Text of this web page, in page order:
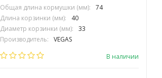
Общая длина кормушки (мм):
74
Длина корзинки (мм):
40
Диаметр корзинки (мм):
33
Производитель:
VEGAS
В наличии